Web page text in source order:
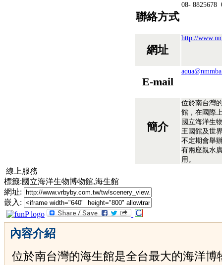
聯絡方式
08- 8825678
網址
http://
E-mail
簡介
位於南台灣
館，在國際
國立海洋生
王國館及世
不定期會舉
有兩座親水
用。
線上服務
標籤:國立海洋生物博物館,海生館
網址:
嵌入:
內容介紹
位於南台灣的海生館是全台最大的海洋博